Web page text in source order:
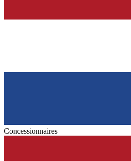
Concessionnaires